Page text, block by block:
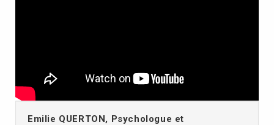
Emilie QUERTON, Psychologue et